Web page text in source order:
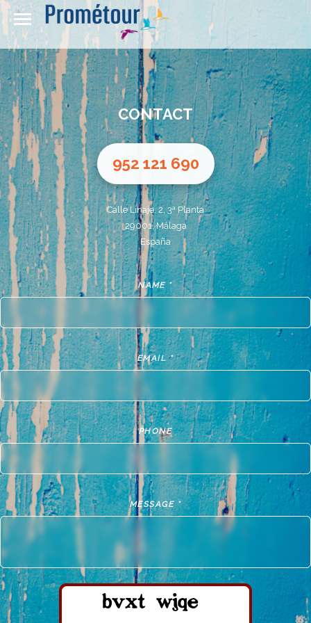
CONTACT
952 121 690
Calle Linaje, 2, 3ª Planta
29001, Málaga
España
NAME *
EMAIL *
PHONE
MESSAGE *
ESPAÑA
Calle Linaje, 2, 3º - Málaga, España
952-121-690
663-813-114
info@prometour.eu
prometour.eu
FRANCIA
14 quai de la Loire, 75019 Paris France
prometour.fr
CANADÁ
339 St-Paul East, Montréal Québec,
Canada
USA
2700 Adams Avenue, Suite 205 San
Diego, CA 92116
forumlanguageexperience.com
AVISO LEGAL
Prométour España S.L. (con CIF B92205723), es una
empresa dedicada a la venta de viajes combinados y
cursos de idiomas en el extranjero presenciales y
virtuales, a continuación encontrará nuestros términos y
condiciones de ventas: